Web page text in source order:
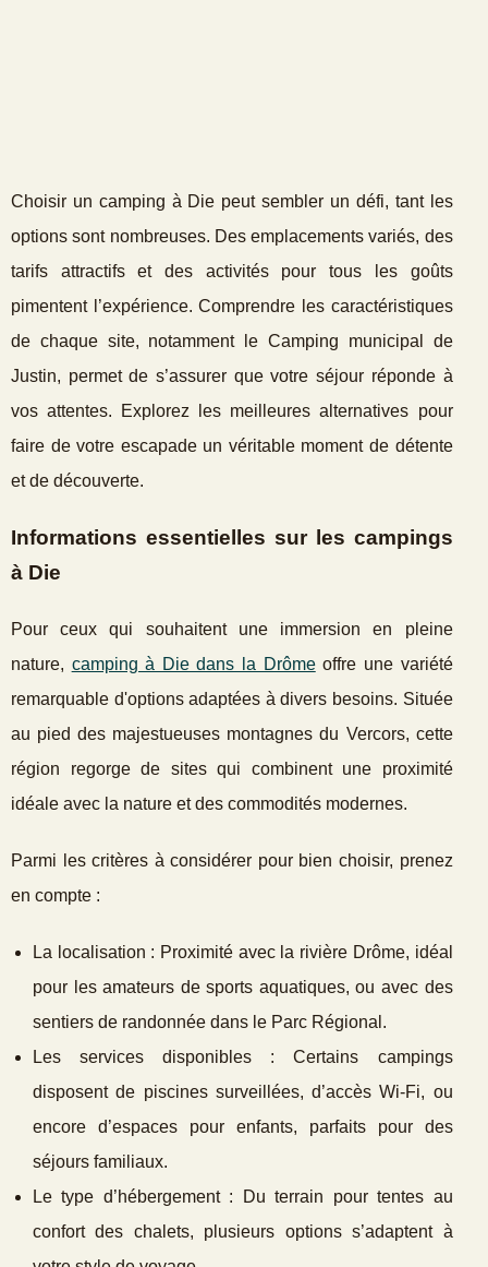
Choisir un camping à Die peut sembler un défi, tant les
options sont nombreuses. Des emplacements variés, des
tarifs attractifs et des activités pour tous les goûts
pimentent l’expérience. Comprendre les caractéristiques
de chaque site, notamment le Camping municipal de
Justin, permet de s’assurer que votre séjour réponde à
vos attentes. Explorez les meilleures alternatives pour
faire de votre escapade un véritable moment de détente
et de découverte.
Informations essentielles sur les campings
à Die
Pour ceux qui souhaitent une immersion en pleine
nature, camping à Die dans la Drômeoffre une variété
remarquable d'options adaptées à divers besoins. Située
au pied des majestueuses montagnes du Vercors, cette
région regorge de sites qui combinent une proximité
idéale avec la nature et des commodités modernes.
Parmi les critères à considérer pour bien choisir, prenez
en compte :
La localisation : Proximité avec la rivière Drôme, idéal
pour les amateurs de sports aquatiques, ou avec des
sentiers de randonnée dans le Parc Régional.
Les services disponibles : Certains campings
disposent de piscines surveillées, d’accès Wi-Fi, ou
encore d’espaces pour enfants, parfaits pour des
séjours familiaux.
Le type d’hébergement : Du terrain pour tentes au
confort des chalets, plusieurs options s’adaptent à